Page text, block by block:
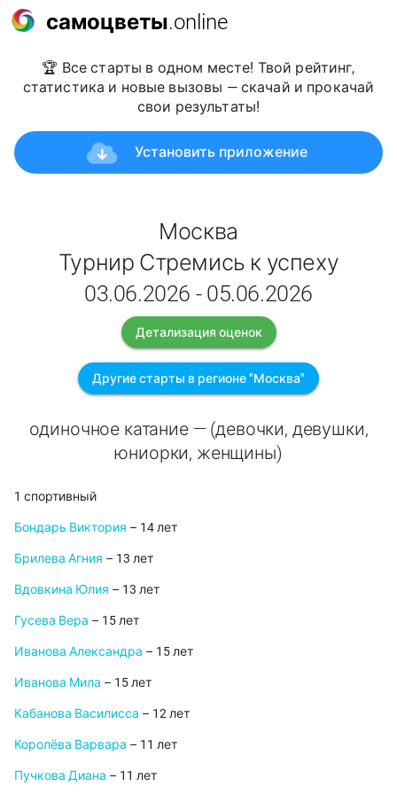
самоцветы.online
🏆 Все старты в одном месте! Твой рейтинг,
статистика и новые вызовы — скачай и прокачай
свои результаты!
Установить приложение
Москва
Турнир Стремись к успеху
03.06.2026 - 05.06.2026
Детализация оценок
Другие старты в регионе "Москва"
одиночное катание — (девочки, девушки,
юниорки, женщины)
1 спортивный
Бондарь Виктория – 14 лет
Брилева Агния – 13 лет
Вдовкина Юлия – 13 лет
Гусева Вера – 15 лет
Иванова Александра – 15 лет
Иванова Мила – 15 лет
Кабанова Василисса – 12 лет
Королёва Варвара – 11 лет
Пучкова Диана – 11 лет